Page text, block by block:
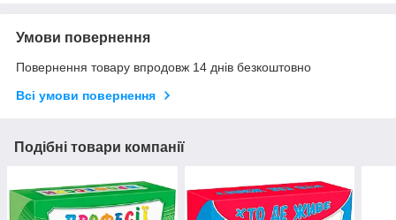
Умови повернення
Повернення товару впродовж 14 днів безкоштовно
Всі умови повернення
Подібні товари компанії